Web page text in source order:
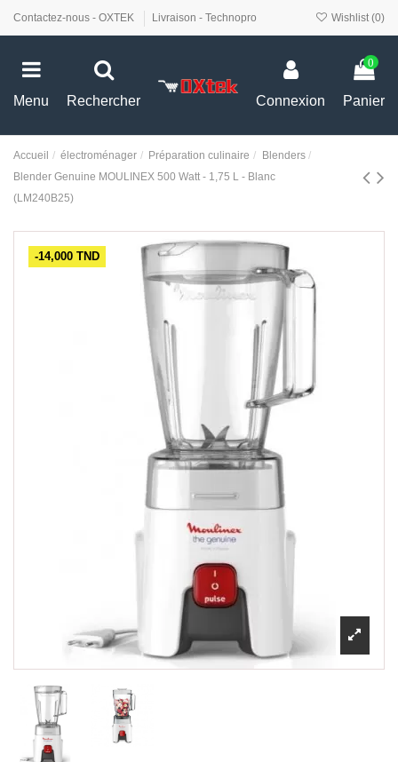
Contactez-nous - OXTEK Livraison - Technopro Wishlist (0)
Menu Rechercher Connexion
0
Panier
Accueil électroménager Préparation culinaire
Blenders
Blender Genuine MOULINEX 500 Watt - 1,75 L - Blanc
(LM240B25)
-14,000 TND